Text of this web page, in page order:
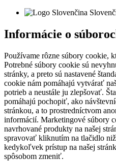
Informácie o
Používame rôzne súbory cookie,
Potrebné súbory cookie sú
stránky, a preto sú nastavené
cookie nám pomáhajú vytvárať
potrieb a neustále ju zlepšovať.
pomáhajú pochopiť, ako
stránkou, a to prostredníctvom
informácií. Marketingové súbory
navrhované produkty na našej
spravovať kliknutím na tlačidlo
kedykoľvek prístup na našej
spôsobom zmeniť.